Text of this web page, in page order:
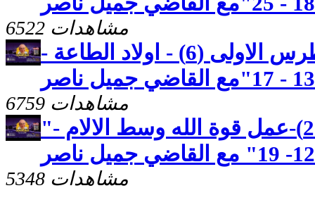
6522 مشاهدات
كنوز مخفيه "رسالة بطرس الاولى (6) - اولاد الطاعة -
6759 مشاهدات
"رسالة بطرس الاولى (23)-عمل قوة الله وسط الالام -
5348 مشاهدات